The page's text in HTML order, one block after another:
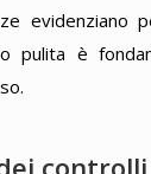
evidenziano
pulita è